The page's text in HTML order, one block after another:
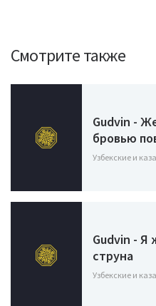
Смотрите также
Gudvin -
бровью
Узбекские и
Gudvin -
струна
Узбекские и